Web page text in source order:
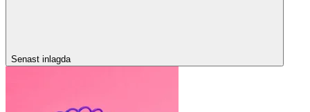
Senast inlagda